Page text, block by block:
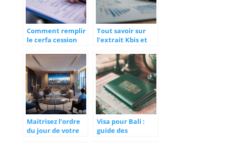
Comment remplir
le cerfa cession
simplicité ?
Tout savoir sur
l’extrait Kbis et
pour les
entreprises
Maitrisez l’ordre
du jour de votre
Visa pour Bali :
guide des